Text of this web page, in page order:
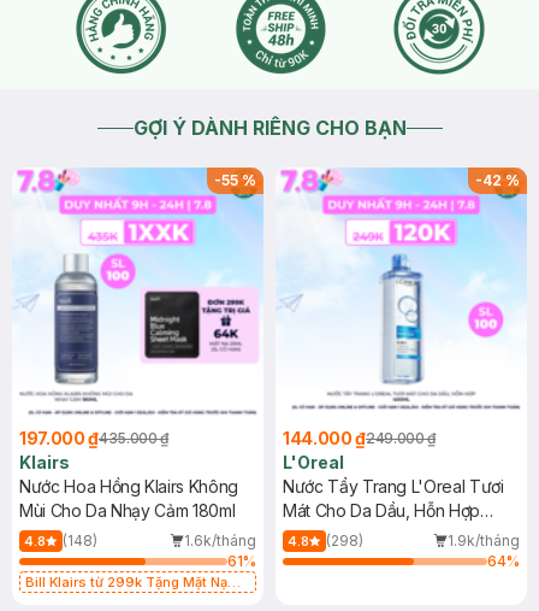
GỢI Ý DÀNH RIÊNG CHO BẠN
-55%
197.000 ₫435.000 ₫
Klairs
Nước Hoa Hồng Klairs Không
Mùi Cho Da Nhạy Cảm 180ml
4.8 (148)
1.6k/tháng
61%
Bill Klairs từ 299k Tặng Mặt Nạ
-42%
144.000 ₫249.000 ₫
L'Oreal
Nước Tẩy Trang L'Oreal Tươi
Mát Cho Da Dầu, Hỗn Hợp
400ml
4.8 (298)
1.9k/tháng
64%